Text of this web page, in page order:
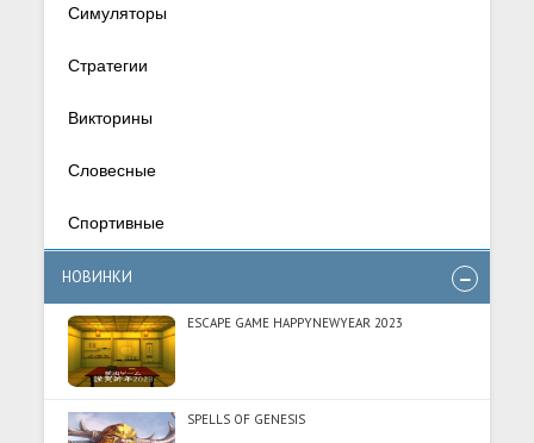
Симуляторы
Стратегии
Викторины
Словесные
Спортивные
НОВИНКИ
ESCAPE GAME HAPPYNEWYEAR 2023
SPELLS OF GENESIS